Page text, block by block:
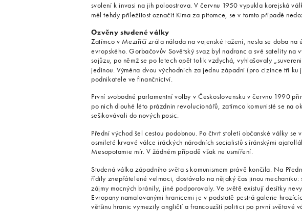
svolení k invasi na jih poloostrova. V červnu 1950 vypukla korejská
měl tehdy příležitost označit Kima za pitomce, se v tomto případě
Ozvěny studené války
Zatímco v Meziříčí zrála nálada na vojenské tažení, nesla se doba na
evropského. Gorbačovův Sovětský svaz byl nadranc a své satelity na
sojůzu, po němž se po letech opět tolik vzdychá, vyhlašovaly
jedinou. Výměna dvou východních za jednu západní (pro cizince tři
podnikatele ve finančnictví.
První svobodné parlamentní volby v Československu v červnu 1990
po nich dlouhé léto prázdnin revolucionářů, zatímco komunisté se na
sešikovávali do nových posic.
Přední východ šel cestou podobnou. Po čtvrt století občanské války se
osmileté krvavé válce iráckých národních socialistů s íránskými
Mesopotamie mír. V žádném případě však ne usmíření.
Studená válka západního světa s komunismem právě končila. Na
řídily znepřátelené velmoci, dostávalo na nějaký čas jinou
zájmy mocných bránily, jiné podporovaly. Ve světě existují desítky
Evropany namalovanými hranicemi je v podstatě pestrá galerie
většinu hranic vymezily angličtí a francouzští politici po první světové